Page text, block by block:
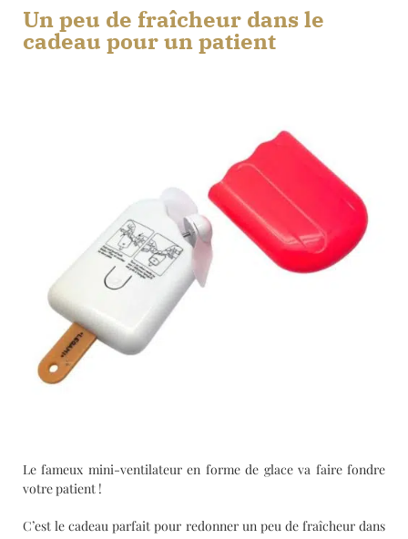
Un peu de fraîcheur dans le
cadeau pour un patient
Le fameux mini-ventilateur en forme de glace va faire fondre
votre patient !
C’est le cadeau parfait pour redonner un peu de fraîcheur dans